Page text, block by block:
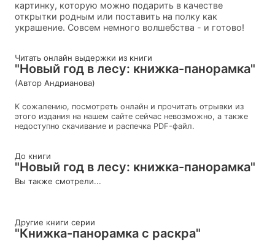
картинку, которую можно подарить в качестве
открытки родным или поставить на полку как
украшение. Совсем немного волшебства - и готово!
Читать онлайн выдержки из книги
"Новый год в лесу: книжка-панорамка"
(Автор Андрианова)
К сожалению, посмотреть онлайн и прочитать отрывки из
этого издания на нашем сайте сейчас невозможно, а также
недоступно скачивание и распечка PDF-файл.
До книги
"Новый год в лесу: книжка-панорамка"
Вы также смотрели...
Другие книги серии
"Книжка-панорамка с раскра"